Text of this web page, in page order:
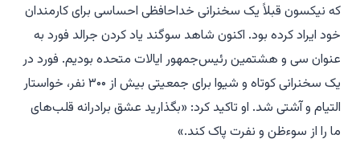
که نیکسون قبلاً یک سخنرانی خداحافظی احساسی برای کارمندان
خود ایراد کرده بود. اکنون شاهد سوگند یاد کردن جرالد فورد به
عنوان سی و هشتمین رئیس‌جمهور ایالات متحده بودیم. فورد در
یک سخنرانی کوتاه و شیوا برای جمعیتی بیش از ۳۰۰ نفر، خواستار
التیام و آشتی شد. او تاکید کرد: «بگذارید عشق برادرانه قلب‌های
ما را از سوءظن و نفرت پاک کند.»